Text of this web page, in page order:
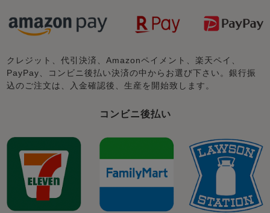
クレジット、代引決済、Amazonペイメント、楽天ペイ、
PayPay、コンビニ後払い決済の中からお選び下さい。銀行振
込のご注文は、入金確認後、生産を開始致します。
コンビニ後払い